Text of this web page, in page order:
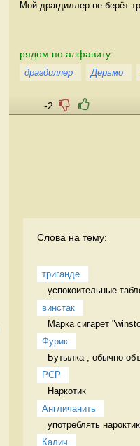
Мой драгдиллер не берёт
рядом по алфавиту:
драгдиллер Дерьмо
-2
Слова на тему:
триганде
успокоительные
винстак
Марка сигарет
Фурик
Бутылка , обычно
PCP
Наркотик
Англичанить
употреблять
Калич